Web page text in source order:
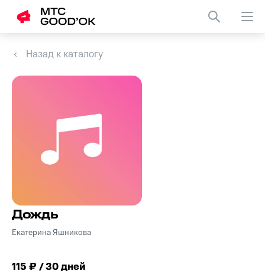
Назад к каталогу
Дождь
Екатерина Яшникова
115 ₽ / 30 дней